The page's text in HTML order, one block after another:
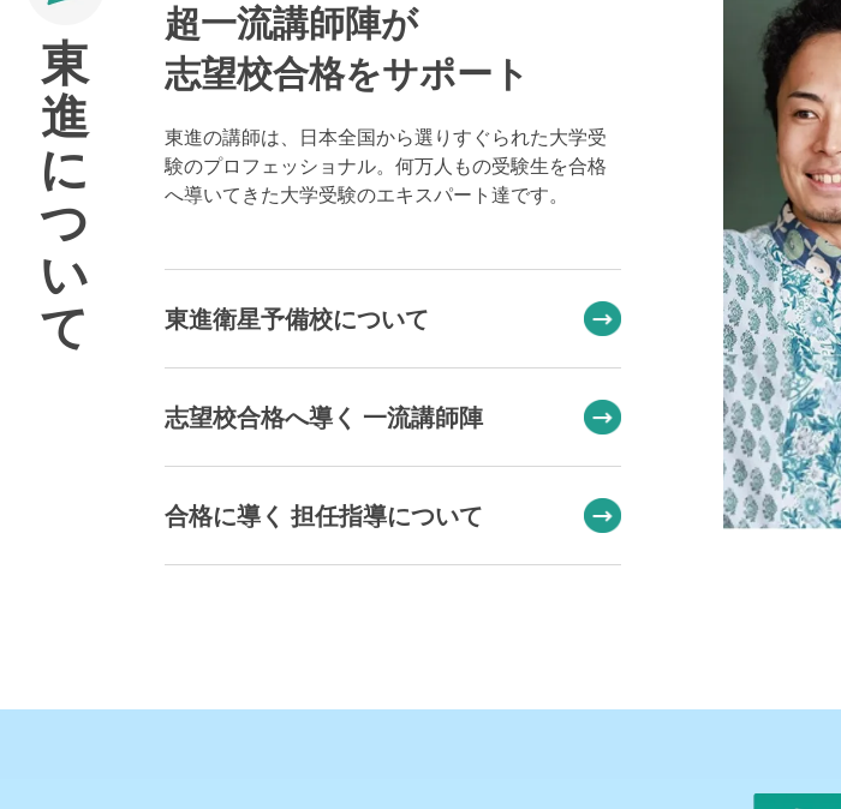
東
進
に
つ
い
て
超一流講師陣が
志望校合格をサポート
東進の講師は、日本全国から選りすぐられた大学受
験のプロフェッショナル。何万人もの受験生を合格
へ導いてきた大学受験のエキスパート達です。
東進衛星予備校について
志望校合格へ導く 一流講師陣
合格に導く 担任指導について